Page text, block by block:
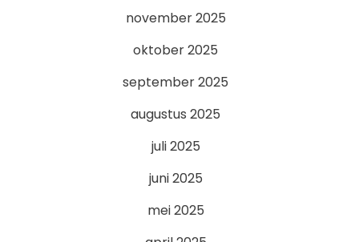
november 2025
oktober 2025
september 2025
augustus 2025
juli 2025
juni 2025
mei 2025